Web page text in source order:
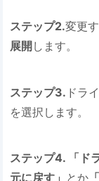
ステップ2.変更
展開します。
ステップ3. ドラ
を選択します。
ステップ4. 「ド
元に戻す」 とか